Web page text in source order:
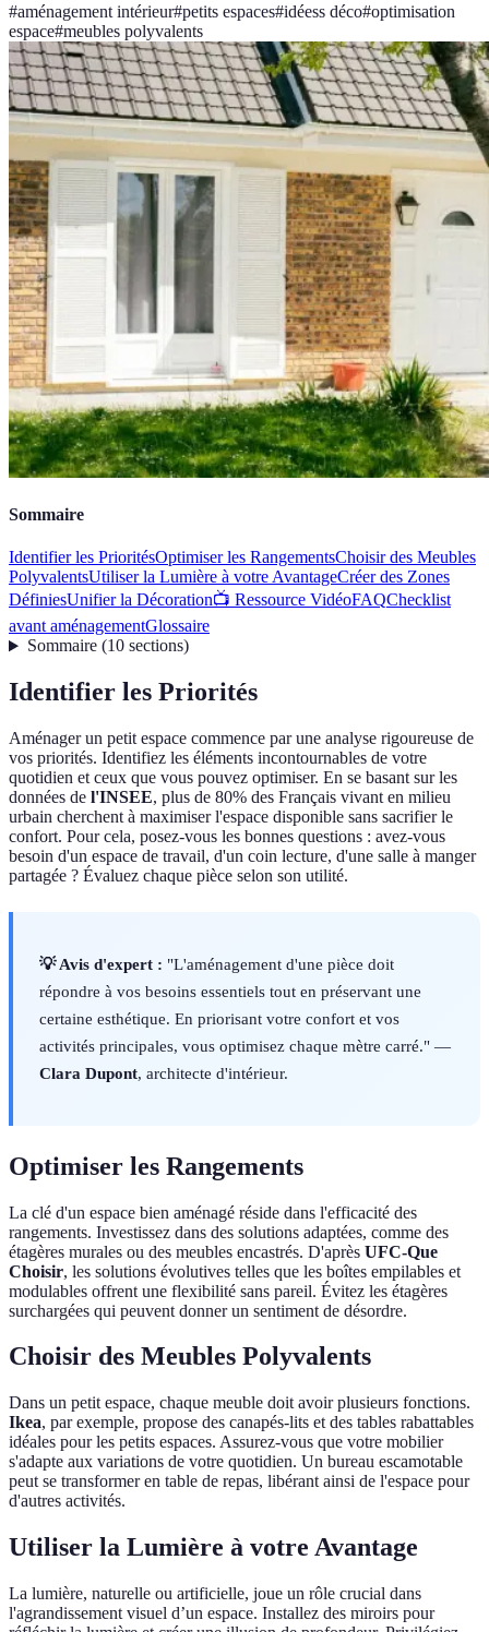
#aménagement intérieur#petits espaces#idéess déco#optimisation
espace#meubles polyvalents
Sommaire
Identifier les PrioritésOptimiser les RangementsChoisir des Meubles
PolyvalentsUtiliser la Lumière à votre AvantageCréer des Zones
DéfiniesUnifier la Décoration📺 Ressource VidéoFAQChecklist
avant aménagementGlossaire
Sommaire(10 sections)
Identifier les Priorités
Aménager un petit espace commence par une analyse rigoureuse de
vos priorités. Identifiez les éléments incontournables de votre
quotidien et ceux que vous pouvez optimiser. En se basant sur les
données de l'INSEE, plus de 80% des Français vivant en milieu
urbain cherchent à maximiser l'espace disponible sans sacrifier le
confort. Pour cela, posez-vous les bonnes questions : avez-vous
besoin d'un espace de travail, d'un coin lecture, d'une salle à manger
partagée ? Évaluez chaque pièce selon son utilité.
💡 Avis d'expert : "L'aménagement d'une pièce doit
répondre à vos besoins essentiels tout en préservant une
certaine esthétique. En priorisant votre confort et vos
activités principales, vous optimisez chaque mètre carré." —
Clara Dupont, architecte d'intérieur.
Optimiser les Rangements
La clé d'un espace bien aménagé réside dans l'efficacité des
rangements. Investissez dans des solutions adaptées, comme des
étagères murales ou des meubles encastrés. D'après UFC-Que
Choisir, les solutions évolutives telles que les boîtes empilables et
modulables offrent une flexibilité sans pareil. Évitez les étagères
surchargées qui peuvent donner un sentiment de désordre.
Choisir des Meubles Polyvalents
Dans un petit espace, chaque meuble doit avoir plusieurs fonctions.
Ikea, par exemple, propose des canapés-lits et des tables rabattables
idéales pour les petits espaces. Assurez-vous que votre mobilier
s'adapte aux variations de votre quotidien. Un bureau escamotable
peut se transformer en table de repas, libérant ainsi de l'espace pour
d'autres activités.
Utiliser la Lumière à votre Avantage
La lumière, naturelle ou artificielle, joue un rôle crucial dans
l'agrandissement visuel d’un espace. Installez des miroirs pour